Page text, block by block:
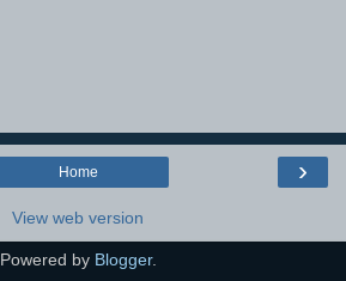
›
Home
View web version
Powered by Blogger.